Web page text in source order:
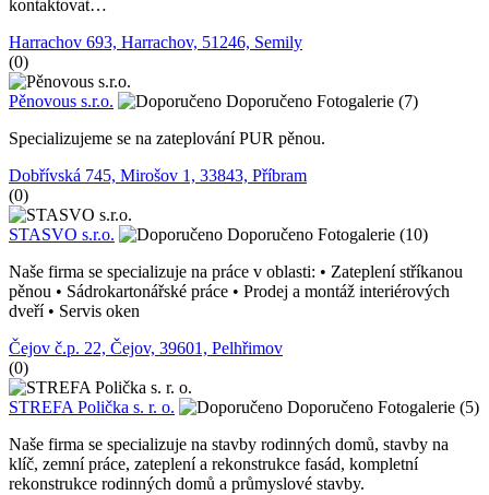
kontaktovat…
Harrachov 693, Harrachov, 51246, Semily
(0)
Pěnovous s.r.o. Doporučeno Fotogalerie (7)
Specializujeme se na zateplování PUR pěnou.
Dobřívská 745, Mirošov 1, 33843, Příbram
(0)
STASVO s.r.o. Doporučeno Fotogalerie (10)
Naše firma se specializuje na práce v oblasti: • Zateplení stříkanou
pěnou • Sádrokartonářské práce • Prodej a montáž interiérových
dveří • Servis oken
Čejov č.p. 22, Čejov, 39601, Pelhřimov
(0)
STREFA Polička s. r. o. Doporučeno Fotogalerie (5)
Naše firma se specializuje na stavby rodinných domů, stavby na
klíč, zemní práce, zateplení a rekonstrukce fasád, kompletní
rekonstrukce rodinných domů a průmyslové stavby.